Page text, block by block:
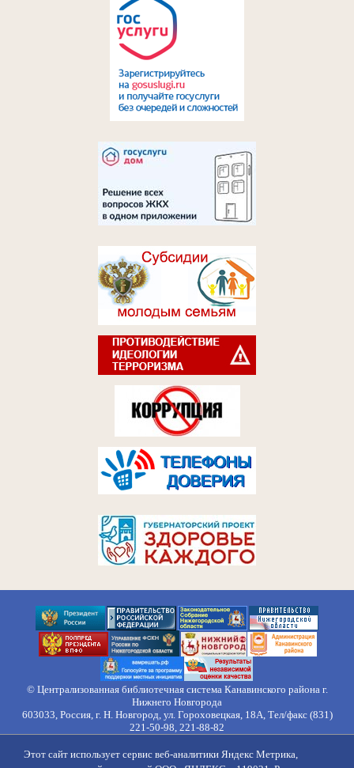
© Централизованная библиотечная система Канавинского района г.
Нижнего Новгорода
603033, Россия, г. Н. Новгород, ул. Гороховецкая, 18А, Тел/факс (831)
221-50-98, 221-88-82
Контакты Противодействие коррупции Противодействие
Этот сайт использует сервис веб-аналитики Яндекс Метрика,